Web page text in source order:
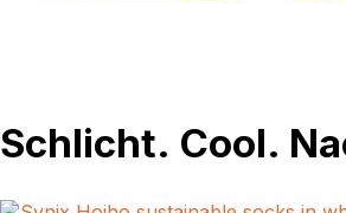
Schlicht. Cool.